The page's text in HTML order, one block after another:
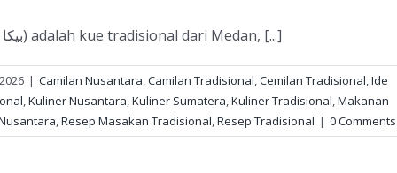
Bika Ambon (Jawi: بيكا امبون) adalah kue tradisional dari Medan, [...]
| Camilan Nusantara,Camilan Tradisional,Cemilan Tradisional,Ide
,Kuliner Nusantara,Kuliner Sumatera,Kuliner Tradisional,Makanan
,Resep Masakan Tradisional,Resep Tradisional | 0 Comments